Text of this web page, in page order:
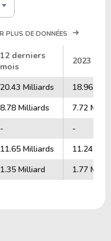
PLUS DE DONNÉES
12 derniers
mois
2023
20.43 Milliards
18.96
8.78 Milliards
7.72
-
-
11.65 Milliards
11.24
1.35 Milliard 1.77